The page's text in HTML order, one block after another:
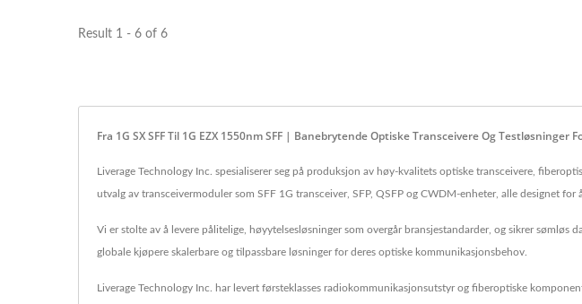
Result 1 - 6 of 6
Fra 1G SX SFF Til 1G EZX 1550nm SFF | Banebrytende Optiske Transceivere Og Testløsninger
Liverage Technology Inc. spesialiserer seg på produksjon av høy-kvalitets optiske transceivere,
utvalg av transceivermoduler som SFF 1G transceiver, SFP, QSFP og CWDM-enheter, alle designet
Vi er stolte av å levere pålitelige, høyytelsesløsninger som overgår bransjestandarder, og sikrer
globale kjøpere skalerbare og tilpassbare løsninger for deres optiske kommunikasjonsbehov.
Liverage Technology Inc. har levert førsteklasses radiokommunikasjonsutstyr og fiberoptiske